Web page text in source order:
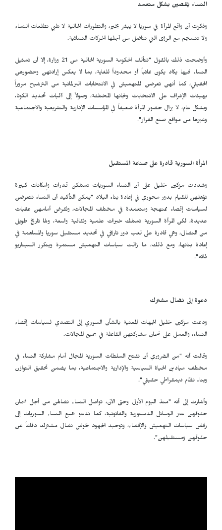
النساء يُقصين بشكل متعمد
وذكرت أن واقع المرأة في سوريا لا يبشر بخير، والتطورات الحالية لا تلبي تطلعات النساء
ولا تنسجم مع الرؤى التي تناضل من أجلها الحركات النسائية.
وأوضحت ذلك بالقول "تتألف الحكومة السورية الحالية من 21 وزارة، إلا أن تمثيل
النساء فيها يكاد يكون غائباً أو محدوداً للغاية، بما لا يعكس إرادتهن وحضورهن
الحقيقي، كما أنهن تعرضن للتهميش في الانتخابات البرلمانية من الترشيح مروراً
بهيئات الإشراف على الانتخابات ولجانها المختلفة، وصولاً إلى آليات تحديد الكوتا،
وبشكل عام، لا يزال حضور المرأة ضعيفاً في المؤسسات الإدارية والتشريعية والاجتماعية
وغيرها من مواقع صنع القرار".
المرأة السورية قادرة على صناعة المستقبل
وشددت مزكين خليل على أن النساء السوريات تمتلكن قدرات وإمكانات كبيرة
تؤهلهن للقيام بدور محوري في إعادة بناء البلاد "يمكن التأكيد أن النساء تتعرضن
لسياسات إقصاء ممنهجة ومتعمدة في مختلف المجالات، وتُفرض أمامهن عقبات
عديدة، لكن المرأة السورية تمتلك خبرات علمية وثقافية واسعة، ولها تاريخ طويل
من النضال، وهي قادرة على لعب دور تاريخي في تحديد مستقبل سوريا والمساهمة في
إعادة بنائها، ومع ذلك، ما زالت سياسات التهميش مستمرة ويتكرر السيناريو
ذاته".
دعوة إلى نضال مشترك
ودعت مزكين خليل الجهات المعنية بالشأن السوري إلى التصدي لسياسات إقصاء
النساء، والعمل على ضمان مشاركتهن الفاعلة في جميع المجالات.
وقالت أنه "من الضروري أن تفتح السلطات السورية المجال أمام مشاركة النساء في
مختلف ميادين الحياة السياسية والإدارية والاجتماعية، بما يضمن تحقيق التوازن
وبناء نظام ديمقراطي حقيقي".
وأشارت إلى أنه "منذ اليوم الأول وحتى الآن، تواصل النساء نضالهن من أجل ضمان
حقوقهن عبر الوسائل الدستورية والقانونية، كما ندعو جميع النساء السوريات إلى
رفض سياسات التهميش والإقصاء، وتوحيد الجهود لخوض نضال مشترك دفاعاً عن
حقوقهن ومستقبلهن".